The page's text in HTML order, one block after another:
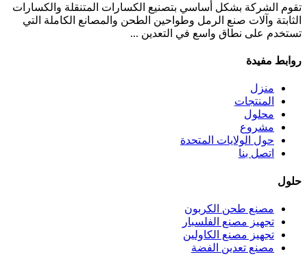
تقوم الشركة بشكل أساسي بتصنيع الكسارات المتنقلة والكسارات
الثابتة وآلات صنع الرمل وطواحين الطحن والمصانع الكاملة التي
تستخدم على نطاق واسع في التعدين ...
روابط مفيدة
منزل
المنتجات
محلول
مشروع
حول الولايات المتحدة
اتصل بنا
حلول
مصنع طحن الكربون
تجهيز مصنع الفلسبار
تجهيز مصنع الكاولين
مصنع تعدين الفضة